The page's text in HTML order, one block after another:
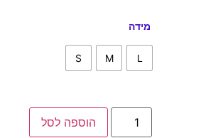
מידה
L
M
S
הוספה לסל